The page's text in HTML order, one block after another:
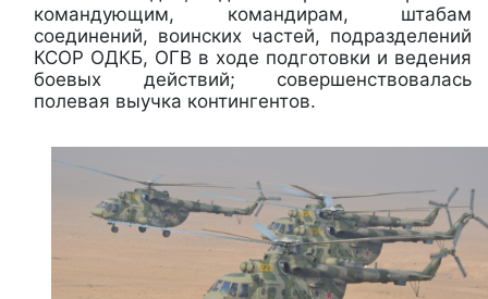
командующим, командирам, штабам
соединений, воинских частей, подразделений
КСОР ОДКБ, ОГВ в ходе подготовки и ведения
боевых действий; совершенствовалась
полевая выучка контингентов.